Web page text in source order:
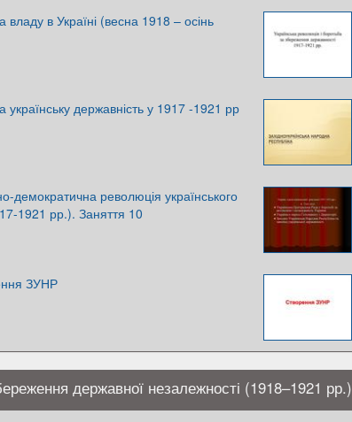
владу в Україні (весна 1918 – осінь
українську державність у 1917 -1921 рр
демократична революція українського
1921 рр.). Заняття 10
ЗУНР
державної незалежності (1918–1921 рр.)